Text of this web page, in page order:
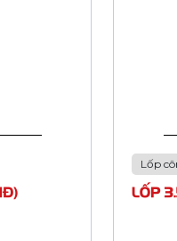
Lốp
LỐP